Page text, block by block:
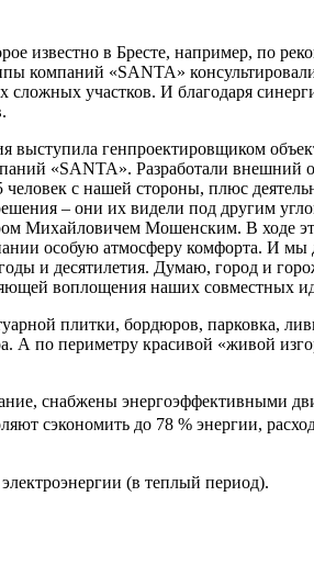
известно в Бресте, например, по
компаний «SANTA»
участков. И благодаря
выступила генпроектировщиком
«SANTA». Разработали внешний
с нашей стороны, плюс
– они их видели под другим
Михайловичем Мошенским. В ходе
особую атмосферу комфорта. И мы
и десятилетия. Думаю, город и
воплощения наших совместных
плитки, бордюров, парковка,
А по периметру красивой «живой
снабжены энергоэффективными
сэкономить до 78 % энергии,
(в теплый период).